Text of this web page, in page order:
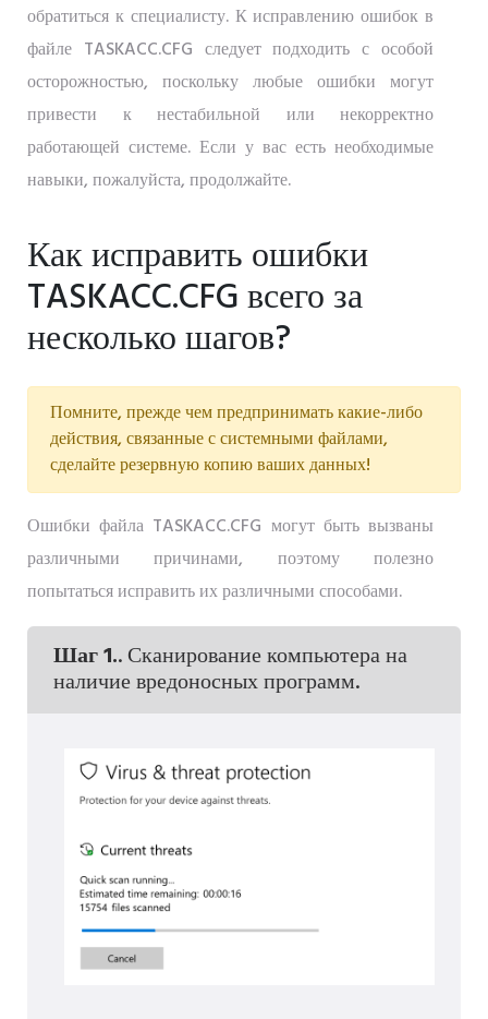
обратиться к специалисту. К исправлению ошибок в
файле TASKACC.CFG следует подходить с особой
осторожностью, поскольку любые ошибки могут
привести к нестабильной или некорректно
работающей системе. Если у вас есть необходимые
навыки, пожалуйста, продолжайте.
Как исправить ошибки
TASKACC.CFG всего за
несколько шагов?
Помните, прежде чем предпринимать какие-либо
действия, связанные с системными файлами,
сделайте резервную копию ваших данных!
Ошибки файла TASKACC.CFG могут быть вызваны
различными причинами, поэтому полезно
попытаться исправить их различными способами.
Шаг 1.. Сканирование компьютера на
наличие вредоносных программ.